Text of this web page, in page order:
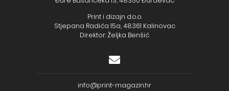
Print i dizajn d.o.o.
Stjepana Radića 15a, 48361 Kalinovac
Direktor: Željka Benšić
info@print-magazin.hr